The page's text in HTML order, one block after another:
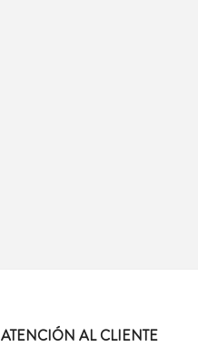
ATENCIÓN AL CLIENTE